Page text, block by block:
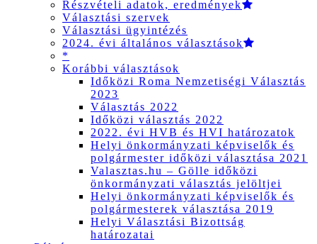
Részvételi adatok, eredmények
Választási szervek
Választási ügyintézés
2024. évi általános választások
*
Korábbi választások
Időközi Roma Nemzetiségi Választás
2023
Választás 2022
Időközi választás 2022
2022. évi HVB és HVI határozatok
Helyi önkormányzati képviselők és
polgármester időközi választása 2021
Valasztas.hu – Gölle időközi
önkormányzati választás jelöltjei
Helyi önkormányzati képviselők és
polgármesterek választása 2019
Helyi Választási Bizottság
határozatai